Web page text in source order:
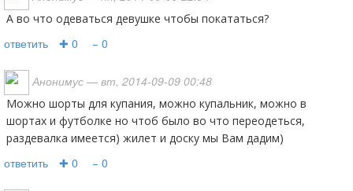
а во что одеваться девушке чтобы покататься?
ответить ✚ 0 − 0
Анонимус — вт, 2014-09-09 00:48
Можно шорты для купания, можно купальник, можно в
шортах и футболке но чтоб было во что переодеться,
раздевалка имеется) жилет и доску мы Вам дадим)
ответить ✚ 0 − 0